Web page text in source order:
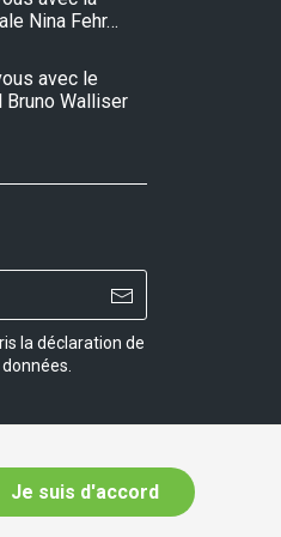
Nina Fehr…
avec le
Bruno Walliser
la déclaration de
Je suis d'accord